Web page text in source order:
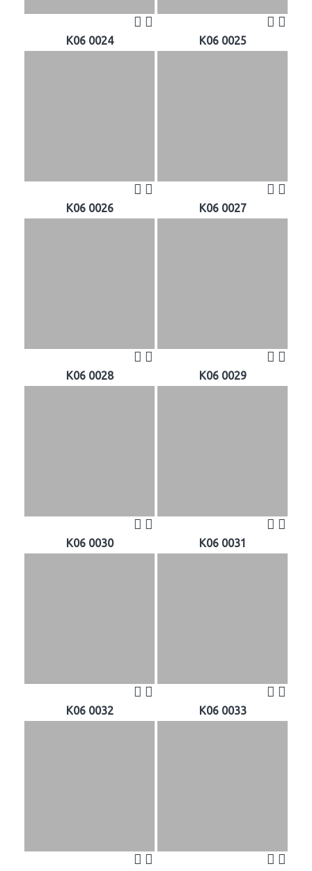
K06 0024 K06 0025
K06 0026 K06 0027
K06 0028 K06 0029
K06 0030 K06 0031
K06 0032 K06 0033